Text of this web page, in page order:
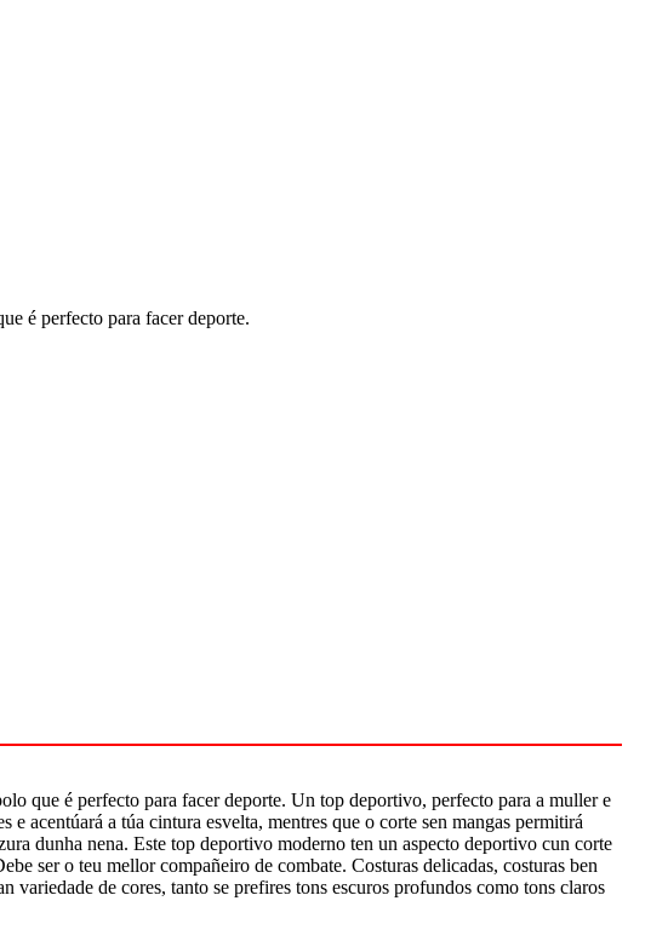
é perfecto para facer deporte.
que é perfecto para facer deporte. Un top deportivo, perfecto para a muller e
acentúará a túa cintura esvelta, mentres que o corte sen mangas permitirá
dunha nena. Este top deportivo moderno ten un aspecto deportivo cun corte
ser o teu mellor compañeiro de combate. Costuras delicadas, costuras ben
variedade de cores, tanto se prefires tons escuros profundos como tons claros